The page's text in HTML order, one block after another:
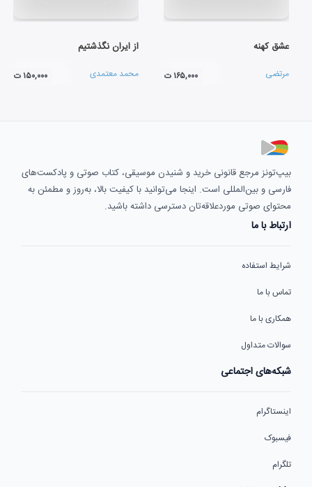
عشق کهنه
مرتضی ۱۶۵,۰۰۰ ت
از ایران نگذشتیم
محمد معتمدی ۱۵۰,۰۰۰ ت
بیپ‌تونز مرجع قانونی خرید و شنیدن موسیقی، کتاب صوتی و پادکست‌های
فارسی و بین‌المللی است. اینجا می‌توانید با کیفیت بالا، به‌روز و مطمئن به
محتوای صوتی موردعلاقه‌تان دسترسی داشته باشید.
ارتباط با ما
شرایط استفاده
تماس با ما
همکاری با ما
سوالات متداول
شبکه‌های اجتماعی
اینستاگرام
فیسبوک
تلگرام